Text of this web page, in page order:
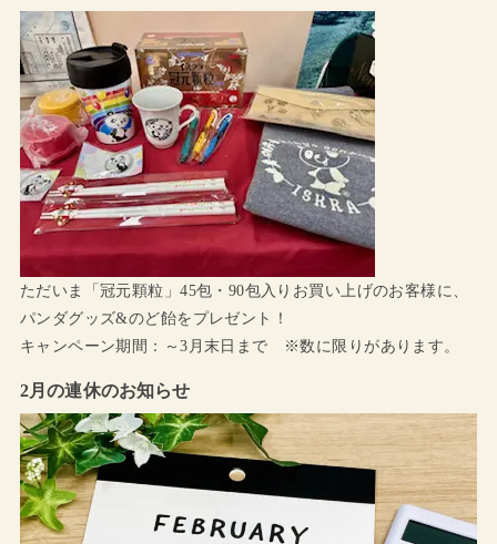
ただいま「冠元顆粒」45包・90包入りお買い上げのお客様に、
パンダグッズ&のど飴をプレゼント！
キャンペーン期間：～3月末日まで ※数に限りがあります。
2月の連休のお知らせ